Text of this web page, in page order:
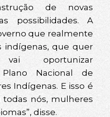
de novas
possibilidades. A
que realmente
indígenas, que quer
oportunizar
Nacional de
Indígenas. E isso é
nós, mulheres
disse.